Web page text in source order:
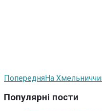
ПопередняНа
Популярні пости